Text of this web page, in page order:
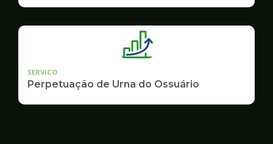
SERVICO
Perpetuação de Urna do Ossuário